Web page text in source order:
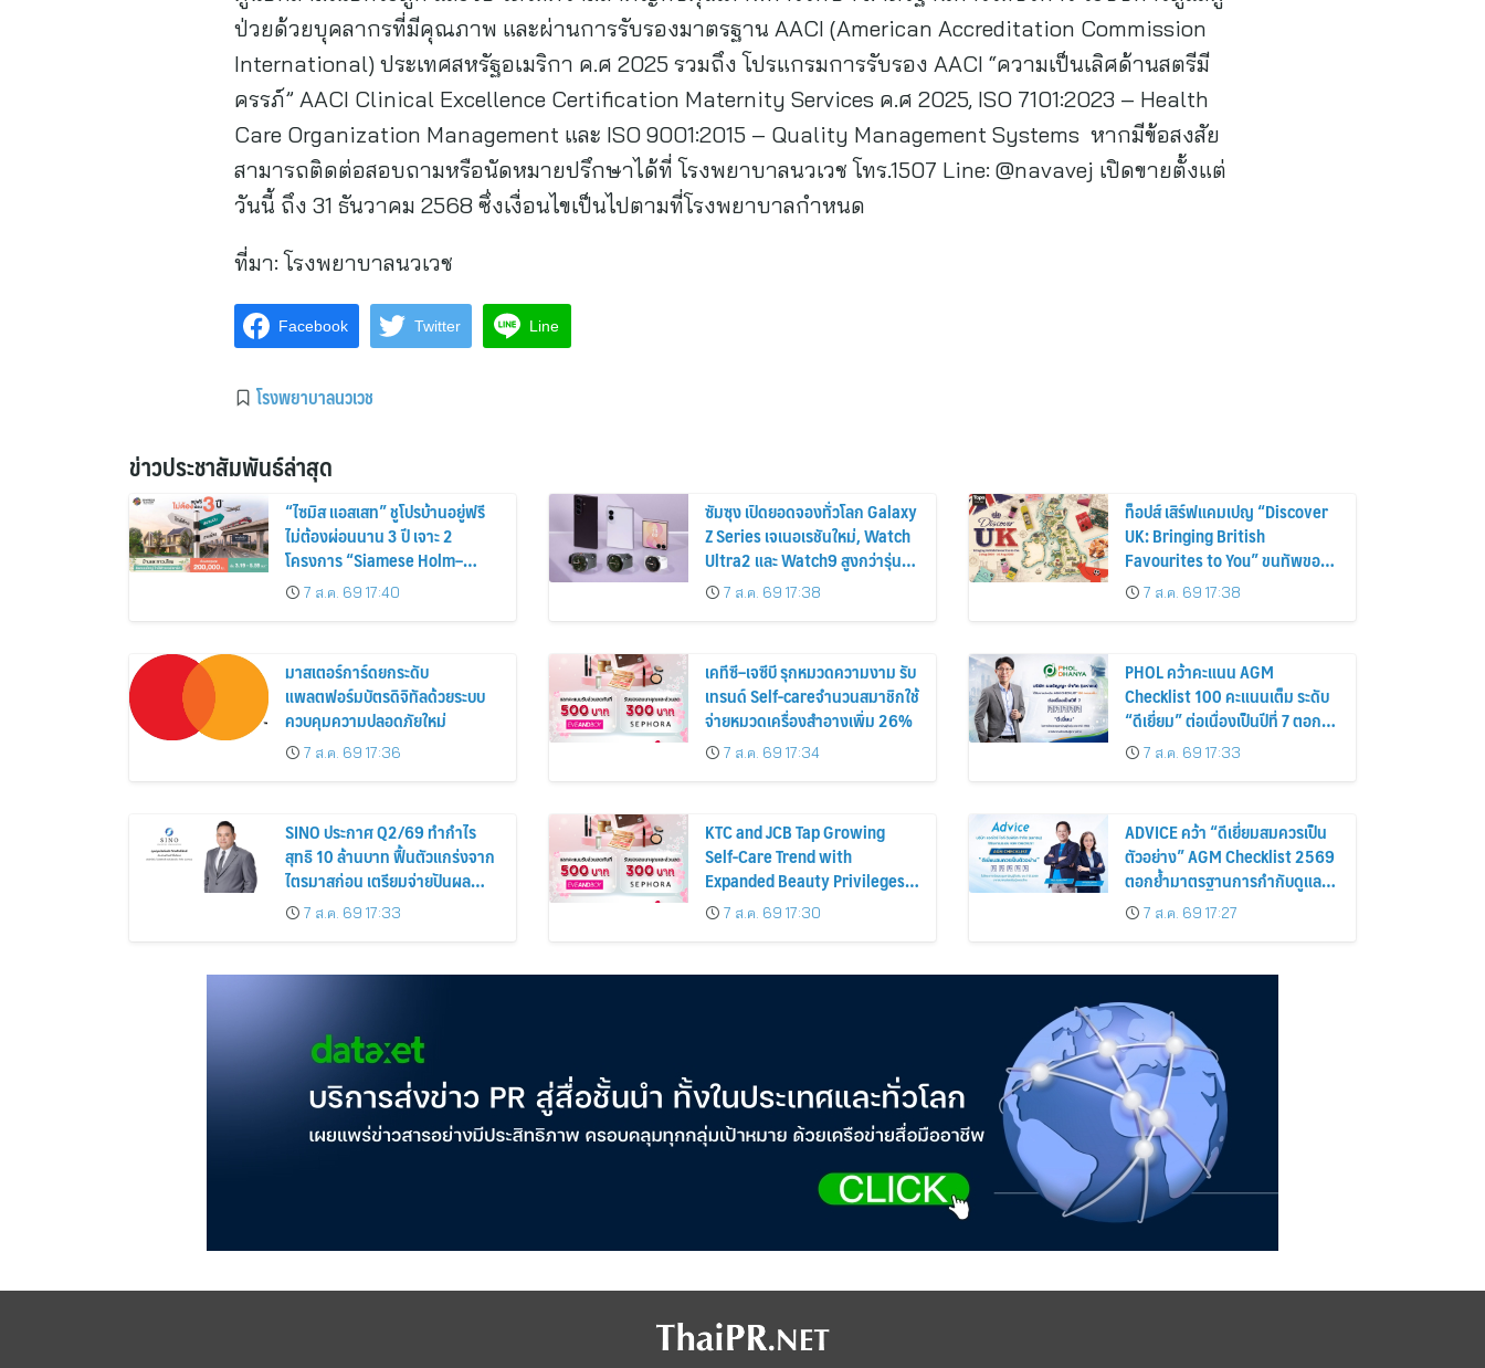
ป่วยด้วยบุคลากรที่มีคุณภาพ และผ่านการรับรองมาตรฐาน AACI (American Accreditation Commission
International) ประเทศสหรัฐอเมริกา ค.ศ 2025 รวมถึง โปรแกรมการรับรอง AACI “ความเป็นเลิศด้านสตรีมี
ครรภ์” AACI Clinical Excellence Certification Maternity Services ค.ศ 2025, ISO 7101:2023 – Health
Care Organization Management และ ISO 9001:2015 – Quality Management Systems หากมีข้อสงสัย
สามารถติดต่อสอบถามหรือนัดหมายปรึกษาได้ที่ โรงพยาบาลนวเวช โทร.1507 Line: @navavej เปิดขายตั้งแต่
วันนี้ ถึง 31 ธันวาคม 2568 ซึ่งเงื่อนไขเป็นไปตามที่โรงพยาบาลกำหนด
ที่มา: โรงพยาบาลนวเวช
Facebook Twitter Line
โรงพยาบาลนวเวช
ข่าวประชาสัมพันธ์ล่าสุด
“ไซมิส แอสเสท” ชูโปรบ้านอยู่ฟรี
ไม่ต้องผ่อนนาน 3 ปี เจาะ 2
โครงการ “Siamese Holm–
Siamese Blossom” พร้อม
ส่วนลดและสิทธิพิเศษถึง 31
7 ส.ค. 69 17:40
ซัมซุง เปิดยอดจองทั่วโลก Galaxy
Z Series เจเนอเรชันใหม่, Watch
Ultra2 และ Watch9 สูงกว่ารุ่น
ก่อนหน้ากว่า 30%
7 ส.ค. 69 17:38
ท็อปส์ เสิร์ฟแคมเปญ “Discover
UK: Bringing British
Favourites to You” ขนทัพของ
อร่อยและไอเท็มฮิตจากสหราช
อาณาจักร ส่งตรงถึงมือตั้งแต่วัน
7 ส.ค. 69 17:38
มาสเตอร์การ์ดยกระดับ
แพลตฟอร์มบัตรดิจิทัลด้วยระบบ
ควบคุมความปลอดภัยใหม่
7 ส.ค. 69 17:36
เคทีซี–เจซีบี รุกหมวดความงาม รับ
เทรนด์ Self-careจำนวนสมาชิกใช้
จ่ายหมวดเครื่องสำอางเพิ่ม 26%
7 ส.ค. 69 17:34
PHOL คว้าคะแนน AGM
Checklist 100 คะแนนเต็ม ระดับ
“ดีเยี่ยม” ต่อเนื่องเป็นปีที่ 7 ตอกย้ำ
การดำเนินธุรกิจตามหลักธรรมาภิ
บาล โปร่งใส สร้างความเชื่อมั่นผู้
7 ส.ค. 69 17:33
SINO ประกาศ Q2/69 ทำกำไร
สุทธิ 10 ล้านบาท ฟื้นตัวแกร่งจาก
ไตรมาสก่อน เตรียมจ่ายปันผล
ระหว่างกาล 0.014423 บาทต่อหุ้น
ครึ่งปีหลังมุ่งเติบโตต่อเนื่อง
7 ส.ค. 69 17:33
KTC and JCB Tap Growing
Self-Care Trend with
Expanded Beauty Privileges
Number of KTC JCB
Cardmembers Spending on
7 ส.ค. 69 17:30
ADVICE คว้า “ดีเยี่ยมสมควรเป็น
ตัวอย่าง” AGM Checklist 2569
ตอกย้ำมาตรฐานการกำกับดูแล
กิจการที่ดี
7 ส.ค. 69 17:27